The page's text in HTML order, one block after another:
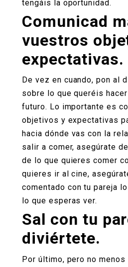
tengáis la oportunidad.
Comunicad
vuestros
expectativas.
De vez en cuando, pon al
sobre lo que queréis
futuro. Lo importante es
objetivos y expectativas
hacia dónde vas con la
salir a comer, asegúrate
de lo que quieres comer
quieres ir al cine,
comentado con tu pareja
lo que esperas ver.
Sal con tu
diviértete.
Por último, pero no